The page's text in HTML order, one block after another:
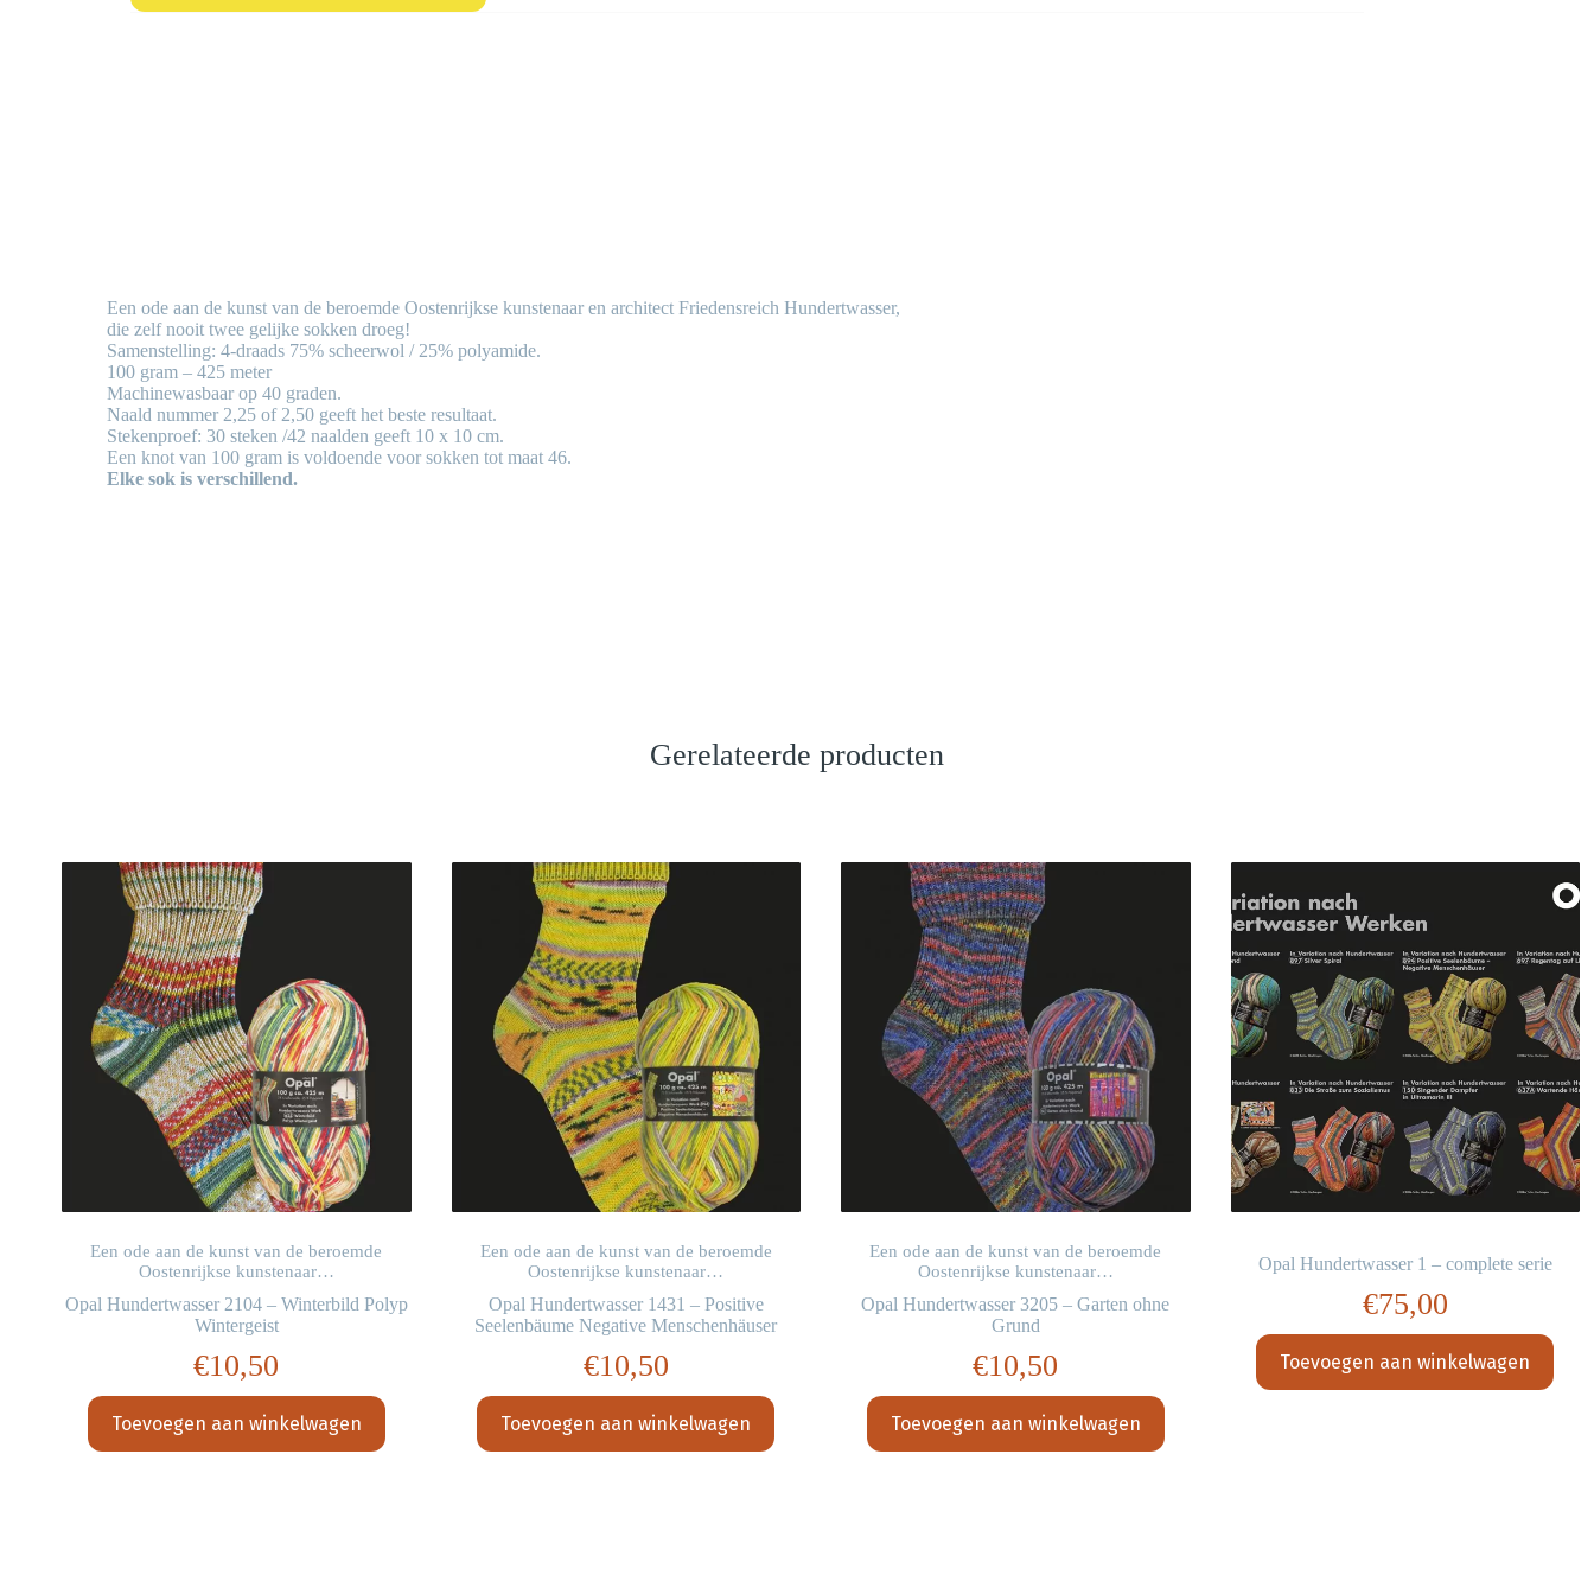
Een ode aan de kunst van de beroemde Oostenrijkse kunstenaar en architect Friedensreich Hundertwasser,
die zelf nooit twee gelijke sokken droeg!
Samenstelling: 4-draads 75% scheerwol / 25% polyamide.
100 gram – 425 meter
Machinewasbaar op 40 graden.
Naald nummer 2,25 of 2,50 geeft het beste resultaat.
Stekenproef: 30 steken /42 naalden geeft 10 x 10 cm.
Een knot van 100 gram is voldoende voor sokken tot maat 46.
Elke sok is verschillend.
Gerelateerde producten
Een ode aan de kunst van de beroemde
Oostenrijkse kunstenaar…
Opal Hundertwasser 2104 – Winterbild Polyp
Wintergeist
€10,50
Toevoegen aan winkelwagen
Een ode aan de kunst van de beroemde
Oostenrijkse kunstenaar…
Opal Hundertwasser 1431 – Positive
Seelenbäume Negative Menschenhäuser
€10,50
Toevoegen aan winkelwagen
Een ode aan de kunst van de beroemde
Oostenrijkse kunstenaar…
Opal Hundertwasser 3205 – Garten ohne
Grund
€10,50
Toevoegen aan winkelwagen
Opal Hundertwasser 1 – complete serie
€75,00
Toevoegen aan winkelwagen